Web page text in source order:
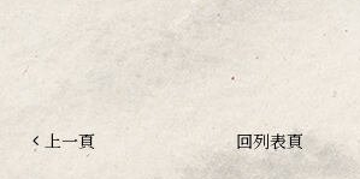
上一頁 回列表頁